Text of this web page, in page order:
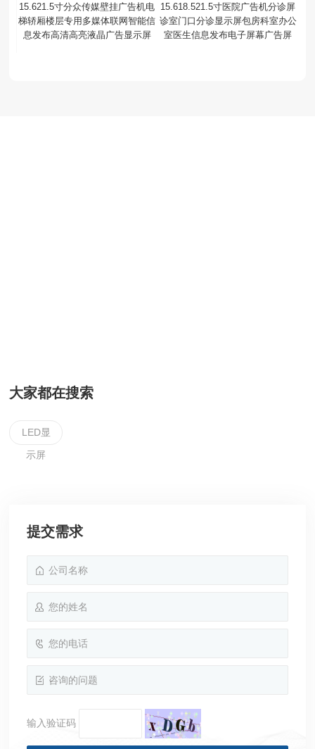
15.621.5寸分众传媒壁挂广告机电
梯轿厢楼层专用多媒体联网智能信
息发布高清高亮液晶广告显示屏
15.618.521.5寸医院广告机分诊屏
诊室门口分诊显示屏包房科室办公
室医生信息发布电子屏幕广告屏
大家都在搜索
LED显
示屏
提交需求
输入验证码